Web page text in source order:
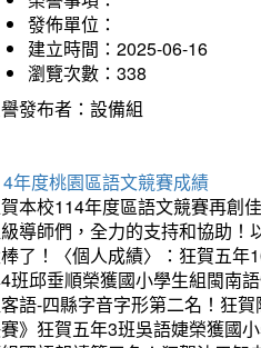
發佈單位：
建立時間：2025-06-16
瀏覽次數：338
發布者：設備組
年度桃園區語文競賽成績
本校114年度區語文競賽再創
導師們，全力的支持和協助！
了！〈個人成績〉：狂賀五年
班邱垂順榮獲國小學生組閩南
語-四縣字音字形第二名！狂
》狂賀五年3班吳語婕榮獲國